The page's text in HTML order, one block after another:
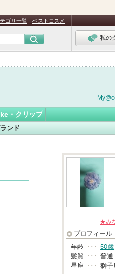
ゴリ一覧 ベストコスメ
私の
ンド
・クリップ
★み
プロフィール
年齢 ･･･ 50歳
髪質 ･･･ 普通
星座 ･･･ 獅子